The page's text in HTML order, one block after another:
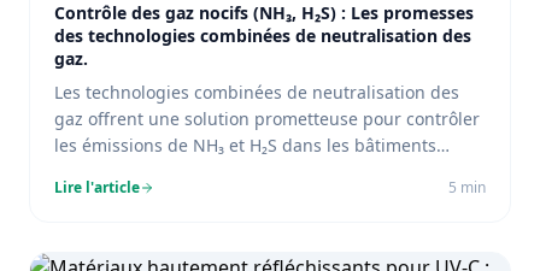
Contrôle des gaz nocifs (NH₃, H₂S) : Les promesses
des technologies combinées de neutralisation des
gaz.
Les technologies combinées de neutralisation des
gaz offrent une solution prometteuse pour contrôler
les émissions de NH₃ et H₂S dans les bâtiments
Lire l'article 5 min